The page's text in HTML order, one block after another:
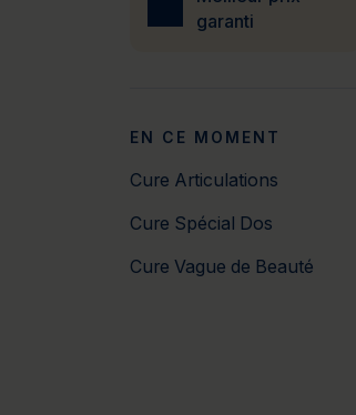
garanti
EN CE MOMENT
Cure Articulations
Cure Spécial Dos
Cure Vague de Beauté